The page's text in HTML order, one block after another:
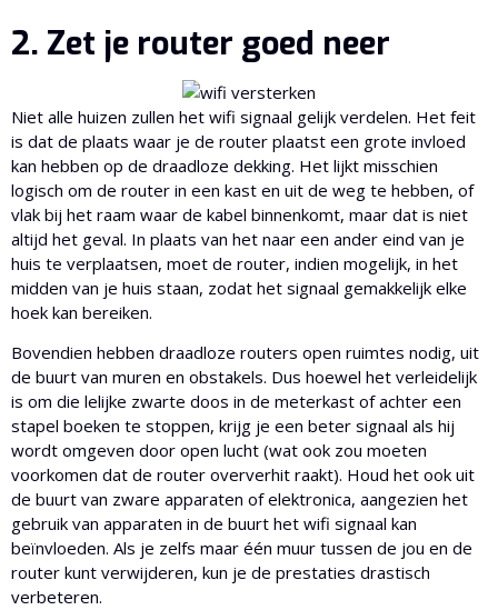
2. Zet je router goed neer
Niet alle huizen zullen het wifi signaal gelijk verdelen. Het feit
is dat de plaats waar je de router plaatst een grote invloed
kan hebben op de draadloze dekking. Het lijkt misschien
logisch om de router in een kast en uit de weg te hebben, of
vlak bij het raam waar de kabel binnenkomt, maar dat is niet
altijd het geval. In plaats van het naar een ander eind van je
huis te verplaatsen, moet de router, indien mogelijk, in het
midden van je huis staan, zodat het signaal gemakkelijk elke
hoek kan bereiken.
Bovendien hebben draadloze routers open ruimtes nodig, uit
de buurt van muren en obstakels. Dus hoewel het verleidelijk
is om die lelijke zwarte doos in de meterkast of achter een
stapel boeken te stoppen, krijg je een beter signaal als hij
wordt omgeven door open lucht (wat ook zou moeten
voorkomen dat de router oververhit raakt). Houd het ook uit
de buurt van zware apparaten of elektronica, aangezien het
gebruik van apparaten in de buurt het wifi signaal kan
beïnvloeden. Als je zelfs maar één muur tussen de jou en de
router kunt verwijderen, kun je de prestaties drastisch
verbeteren.